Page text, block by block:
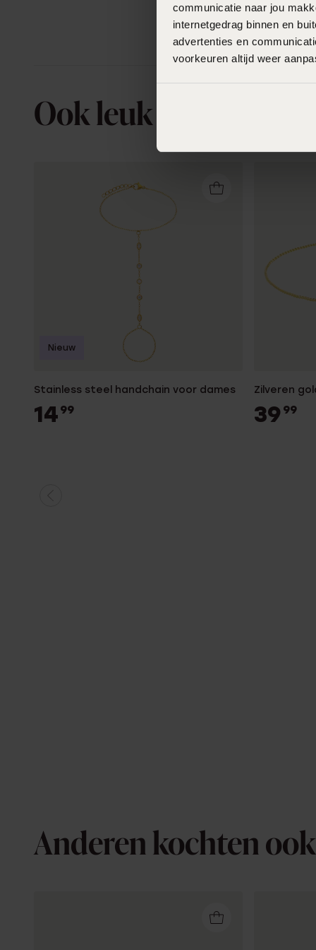
communicatie naar jou
internetgedrag binnen en
advertenties en
voorkeuren altijd weer
Ook leuk voor jou
Stainless steel handchain voor dames
14 99
Nieuw
Zilveren
39 99
Anderen kochten ook